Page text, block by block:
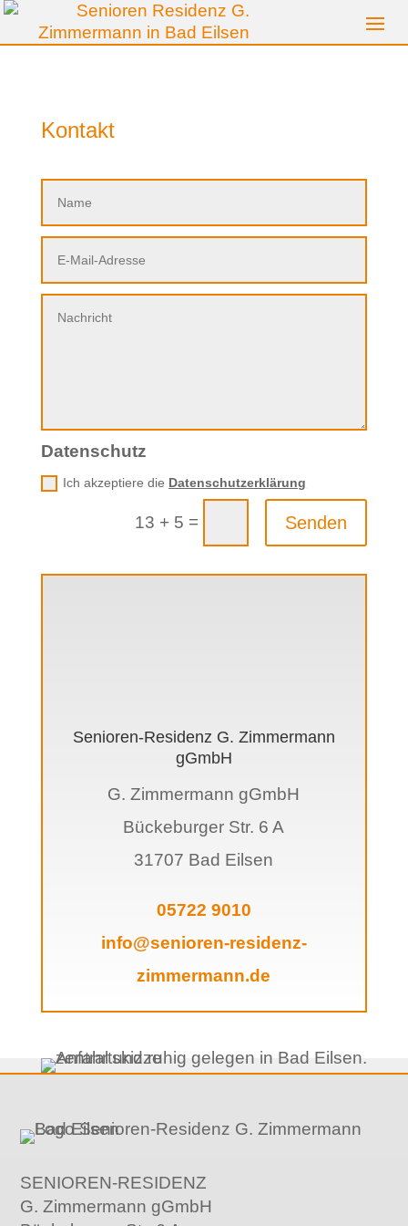
Kontakt
Datenschutz
Ich akzeptiere die Datenschutzerklärung
13 + 5 = Senden
Senioren-Residenz G. Zimmermann
gGmbH
G. Zimmermann gGmbH
Bückeburger Str. 6 A
31707 Bad Eilsen
05722 9010
info@senioren-residenz-
zimmermann.de
SENIOREN-RESIDENZ
G. Zimmermann gGmbH